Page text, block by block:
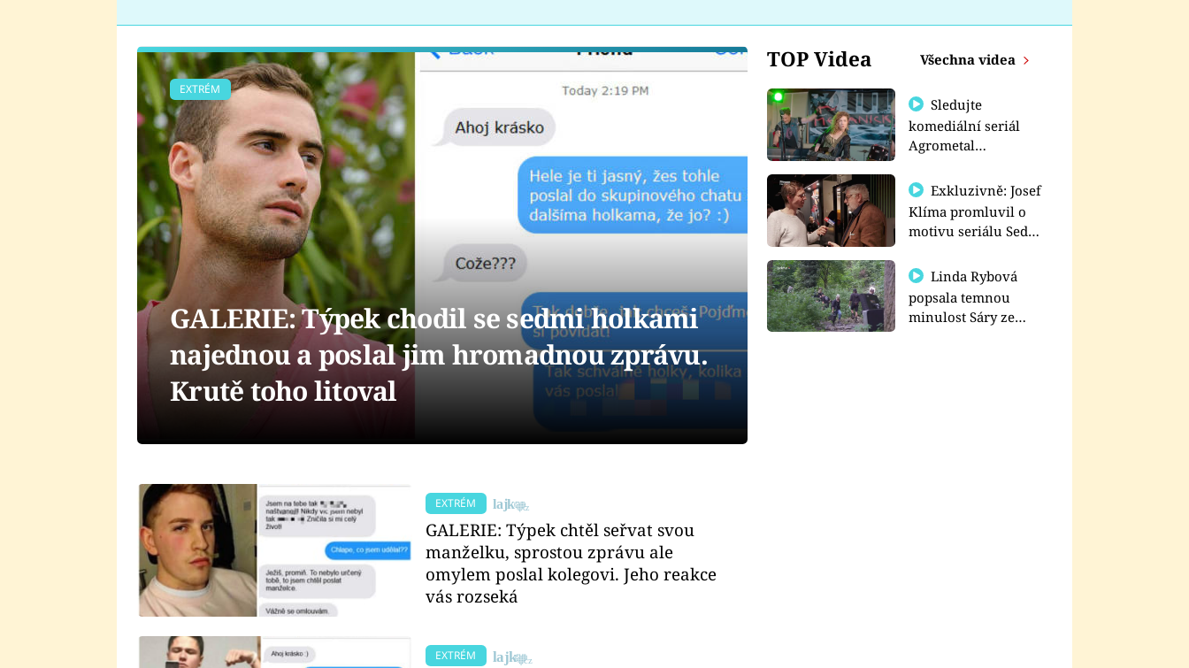
TOP Videa Všechna videa
Sledujte
komediální seriál
Agrometal
prima+
Exkluzivně: Josef
Klíma promluvil o
motivu seriálu Sedm
Linda Rybová
popsala temnou
minulost Sáry ze
EXTRÉM
GALERIE: Týpek chodil se sedmi holkami
najednou a poslal jim hromadnou zprávu.
Krutě toho litoval
EXTRÉM
GALERIE: Týpek chtěl seřvat svou
manželku, sprostou zprávu ale
omylem poslal kolegovi. Jeho reakce
vás rozseká
EXTRÉM